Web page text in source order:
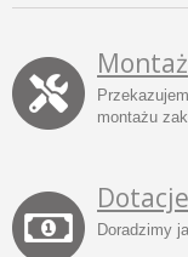
Montaż
montażu
Dotacje
Doradzimy